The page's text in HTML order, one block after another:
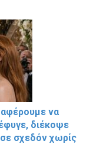
να
διέκοψε
σχεδόν χωρίς